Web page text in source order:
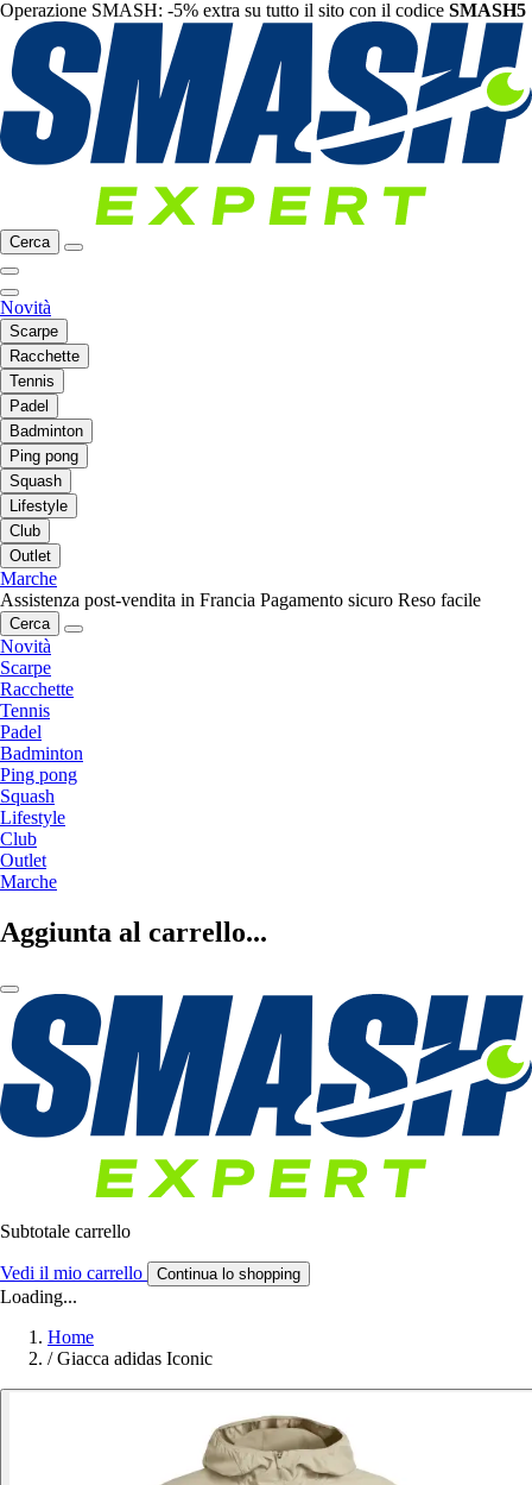
Operazione SMASH: -5% extra su tutto il sito con il codice SMASH5
Cerca
Novità
Scarpe
Racchette
Tennis
Padel
Badminton
Ping pong
Squash
Lifestyle
Club
Outlet
Marche
Assistenza post-vendita in Francia Pagamento sicuro Reso facile
Cerca
Novità
Scarpe
Racchette
Tennis
Padel
Badminton
Ping pong
Squash
Lifestyle
Club
Outlet
Marche
Aggiunta al carrello...
Subtotale carrello
Vedi il mio carrello Continua lo shopping
Loading...
Home
/ Giacca adidas Iconic